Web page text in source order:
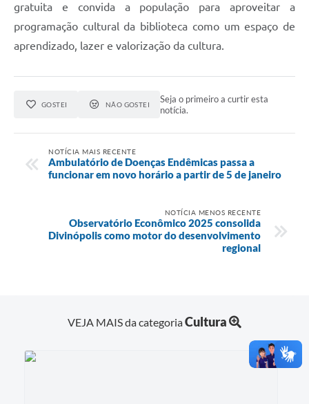
gratuita e convida a população para aproveitar a
programação cultural da biblioteca como um espaço de
aprendizado, lazer e valorização da cultura.
GOSTEI NÃO GOSTEI
Seja o primeiro a curtir esta
notícia.
NOTÍCIA MAIS RECENTE
Ambulatório de Doenças Endêmicas passa a
funcionar em novo horário a partir de 5 de janeiro
NOTÍCIA MENOS RECENTE
Observatório Econômico 2025 consolida
Divinópolis como motor do desenvolvimento
regional
VEJA MAIS da categoriaCultura